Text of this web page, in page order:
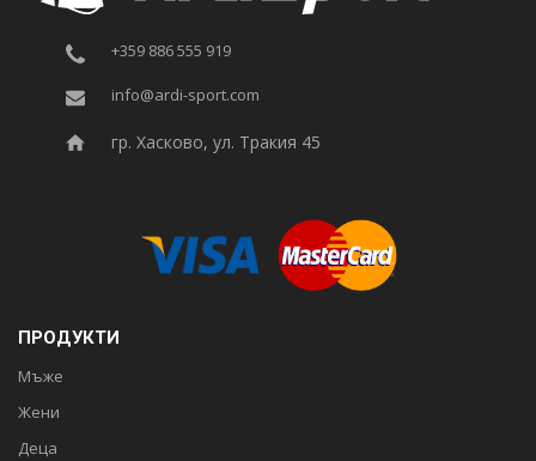
+359 886 555 919
info@ardi-sport.com
гр. Хасково, ул. Тракия 45
ПРОДУКТИ
Мъже
Жени
Деца